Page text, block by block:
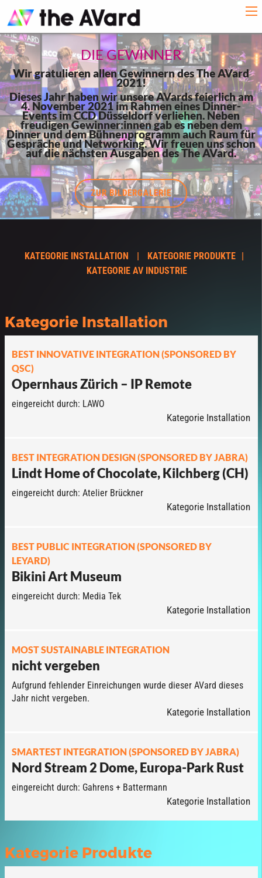
DIE GEWINNER
Wir gratulieren allen Gewinnern des The AVard
2021!
Dieses Jahr haben wir unsere AVards feierlich am
4. November 2021 im Rahmen eines Dinner-
Events im CCD Düsseldorf verliehen. Neben
freudigen Gewinner:innen gab es neben dem
Dinner und dem Bühnenprogramm auch Raum für
Gespräche und Networking. Wir freuen uns schon
auf die nächsten Ausgaben des The AVard.
ZUR BILDERGALERIE
KATEGORIE INSTALLATION
KATEGORIE PRODUKTE
KATEGORIE AV INDUSTRIE
Kategorie Installation
BEST INNOVATIVE INTEGRATION (SPONSORED BY
QSC)
Opernhaus Zürich – IP Remote
eingereicht durch: LAWO
Kategorie Installation
BEST INTEGRATION DESIGN (SPONSORED BY JABRA)
Lindt Home of Chocolate, Kilchberg (CH)
eingereicht durch: Atelier Brückner
Kategorie Installation
BEST PUBLIC INTEGRATION (SPONSORED BY
LEYARD)
Bikini Art Museum
eingereicht durch: Media Tek
Kategorie Installation
MOST SUSTAINABLE INTEGRATION
nicht vergeben
Aufgrund fehlender Einreichungen wurde dieser AVard dieses
Jahr nicht vergeben.
Kategorie Installation
SMARTEST INTEGRATION (SPONSORED BY JABRA)
Nord Stream 2 Dome, Europa-Park Rust
eingereicht durch: Gahrens + Battermann
Kategorie Installation
Kategorie Produkte